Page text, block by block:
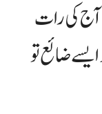
آج کی رات
ضائع تو